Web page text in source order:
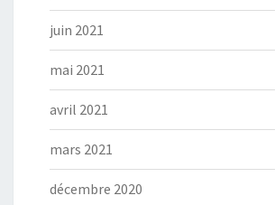
juin 2021
mai 2021
avril 2021
mars 2021
décembre 2020